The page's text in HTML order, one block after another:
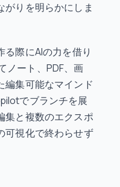
がりを明らかにしま
際にAIの力を借り
ノート、PDF、画
編集可能なマインド
でブランチを展
集と複数のエクスポ
可視化で終わらせず